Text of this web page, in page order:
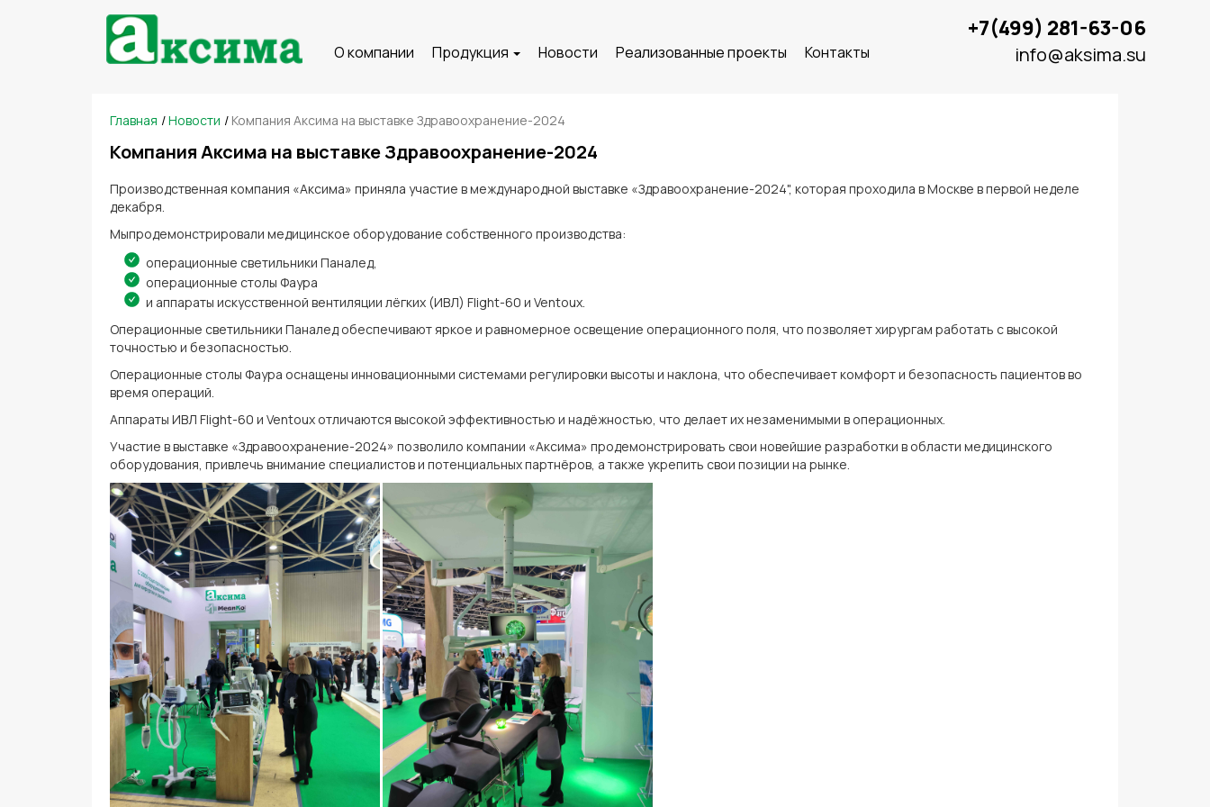
O компании Продукция Новости Реализованные проекты Контакты
+7(499) 281-63-06
info@aksima.su
Главная /Новости / Компания Аксима на выставке Здравоохранение-2024
Компания Аксима на выставке Здравоохранение-2024
Производственная компания «Аксима» приняла участие в международной выставке «Здравоохранение-2024", которая проходила в Москве в первой неделе
декабря.
Мыпродемонстрировали медицинское оборудование собственного производства:
операционные светильники Паналед,
операционные столы Фаура
и аппараты искусственной вентиляции лёгких (ИВЛ) Flight-60 и Ventoux.
Операционные светильники Паналед обеспечивают яркое и равномерное освещение операционного поля, что позволяет хирургам работать с высокой
точностью и безопасностью.
Операционные столы Фаура оснащены инновационными системами регулировки высоты и наклона, что обеспечивает комфорт и безопасность пациентов во
время операций.
Аппараты ИВЛ Flight-60 и Ventoux отличаются высокой эффективностью и надёжностью, что делает их незаменимыми в операционных.
Участие в выставке «Здравоохранение-2024» позволило компании «Аксима» продемонстрировать свои новейшие разработки в области медицинского
оборудования, привлечь внимание специалистов и потенциальных партнёров, а также укрепить свои позиции на рынке.